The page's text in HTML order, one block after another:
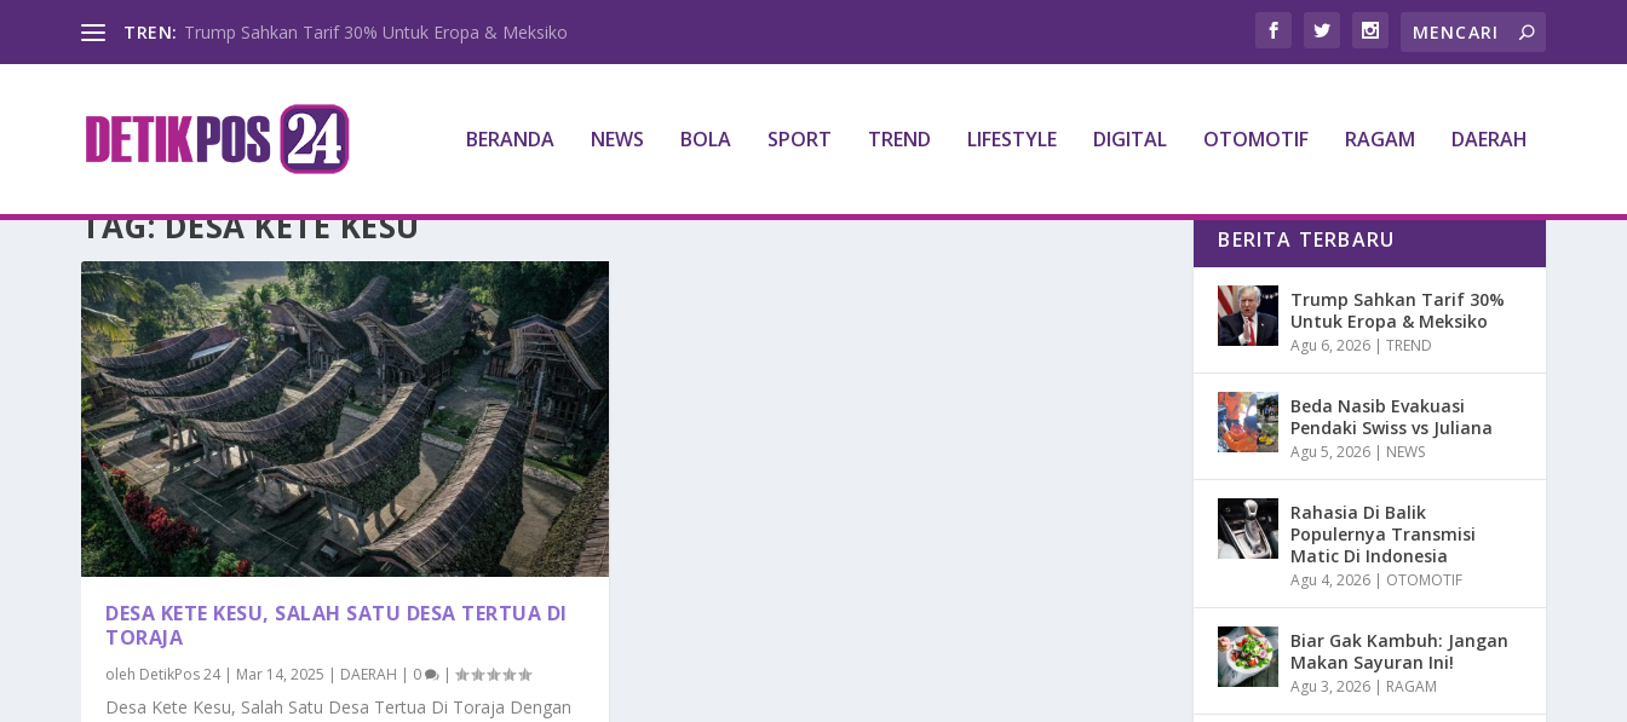
TREN: Trump Sahkan Tarif 30% Untuk Eropa & Meksiko
BERANDA NEWS BOLA SPORT TREND LIFESTYLE DIGITAL OTOMOTIF RAGAM DAERAH
TAG:DESA KETE KESU
DESA KETE KESU, SALAH SATU DESA TERTUA DI
TORAJA
oleh DetikPos 24| Mar 14, 2025 | DAERAH | 0 |
Desa Kete Kesu, Salah Satu Desa Tertua Di Toraja Dengan
BERITA TERBARU
Trump Sahkan Tarif 30%
Untuk Eropa & Meksiko
Agu 6, 2026 |TREND
Beda Nasib Evakuasi
Pendaki Swiss vs Juliana
Agu 5, 2026 | NEWS
Rahasia Di Balik
Populernya Transmisi
Matic Di Indonesia
Agu 4, 2026 | OTOMOTIF
Biar Gak Kambuh: Jangan
Makan Sayuran Ini!
Agu 3, 2026 | RAGAM